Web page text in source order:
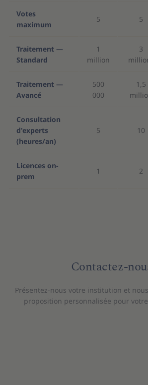
Votes
maximum
5 5
Traitement —
Standard
1
million
3
Traitement —
Avancé
500
000
1,5
Consultation
d'experts
(heures/an)
5 10
Licences on-
prem
1 2
Contactez-
Présentez-nous votre institution et
proposition personnalisée pour